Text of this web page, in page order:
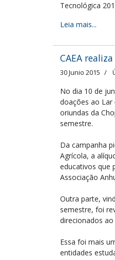
Tecnológica
Leia mais...
CAEA
30 Junio 2015
No dia 10 de
doações ao Lar
oriundas da
semestre.
Da campanha
Agrícola, a
educativos que
Associação
Outra parte,
semestre, foi
direcionados ao
Essa foi mais
entidades